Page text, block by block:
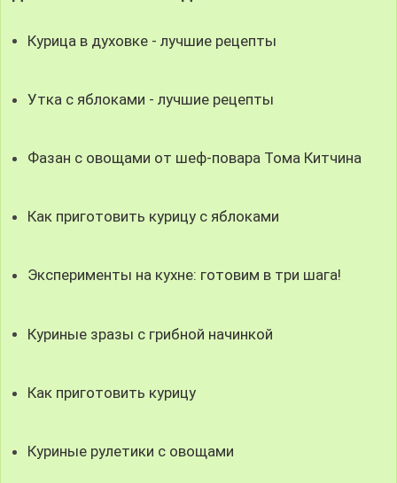
Курица в духовке - лучшие рецепты
Утка с яблоками - лучшие рецепты
Фазан с овощами от шеф-повара Тома Китчина
Как приготовить курицу с яблоками
Эксперименты на кухне: готовим в три шага!
Куриные зразы с грибной начинкой
Как приготовить курицу
Куриные рулетики с овощами